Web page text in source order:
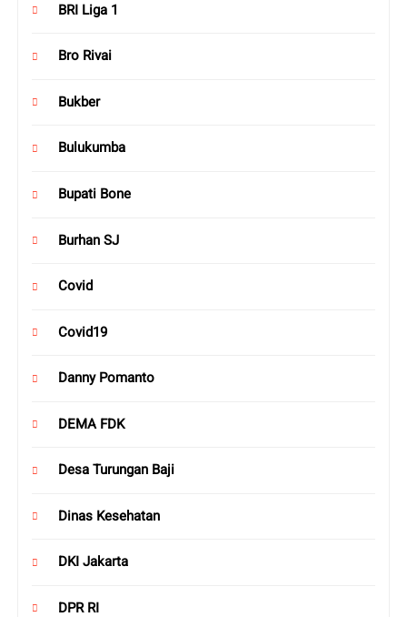
BRI Liga 1
Bro Rivai
Bukber
Bulukumba
Bupati Bone
Burhan SJ
Covid
Covid19
Danny Pomanto
DEMA FDK
Desa Turungan Baji
Dinas Kesehatan
DKI Jakarta
DPR RI